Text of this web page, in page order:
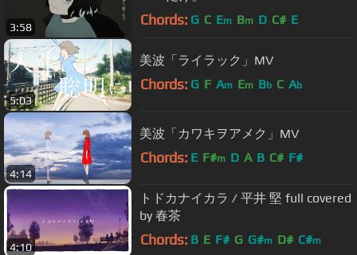
3:58 Chords: G C Em Bm D C# E
5:03
美波「ライラック」MV
Chords: G F Am Em Bb C Ab
4:14
美波「カワキヲアメク」MV
Chords: E F#m D A B C# F#
4:10
トドカナイカラ / 平井 堅 full covered
by 春茶
Chords: B E F# G G#m D# C#m